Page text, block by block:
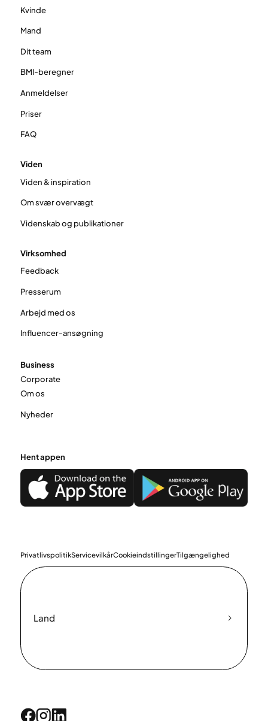
Kvinde
Mand
Dit team
BMI-beregner
Anmeldelser
Priser
FAQ
Viden
Viden & inspiration
Om svær overvægt
Videnskab og publikationer
Virksomhed
Feedback
Presserum
Arbejd med os
Influencer-ansøgning
Business
Corporate
Om os
Nyheder
Hent appen
PrivatlivspolitikServicevilkårCookieindstillingerTilgængelighed
Land